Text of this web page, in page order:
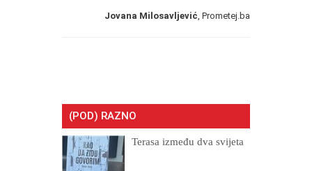
Jovana Milosavljević, Prometej.ba
(POD) RAZNO
Terasa između dva svijeta